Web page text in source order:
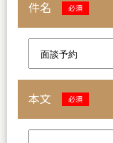
件名 必須
本文 必須